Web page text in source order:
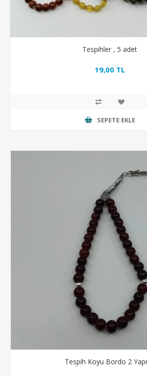
Tespihler , 5 adet
19,00 TL
SEPETE EKLE
Tespih Koyu Bordo 2